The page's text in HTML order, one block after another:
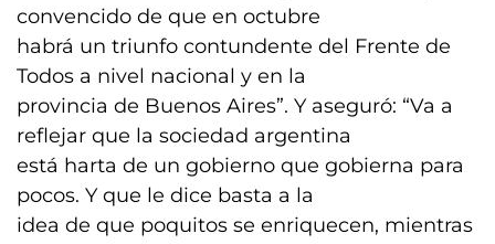
convencido de que en octubre
habrá un triunfo contundente del Frente de
Todos a nivel nacional y en la
provincia de Buenos Aires”. Y aseguró: “Va a
reflejar que la sociedad argentina
está harta de un gobierno que gobierna para
pocos. Y que le dice basta a la
idea de que poquitos se enriquecen, mientras